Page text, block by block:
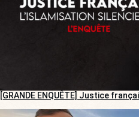
[GRANDE ENQUÊTE] Justice